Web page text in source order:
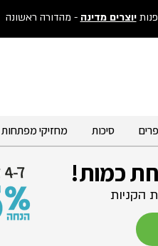
יוצרים מדינה - מהדורה ראשונה
סיכות מחזיקי מפתחות
הקניות
כמות!